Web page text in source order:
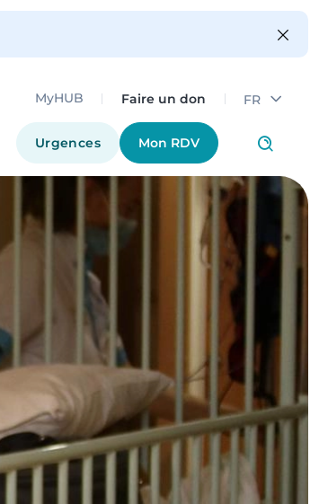
MyHUB Faire un don FR
Urgences Mon RDV